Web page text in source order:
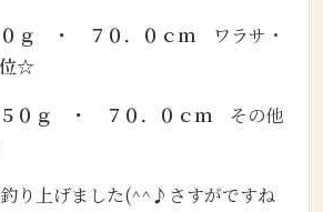
０ｇ ・ ７０．０ｃｍ ワラサ・
☆
５０ｇ ・ ７０．０ｃｍ その他
り上げました(^^♪さすがですね